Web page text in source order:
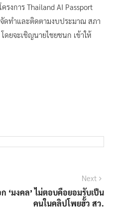
งการ Thailand AI Passport
ดทำและติดตามงบประมาณ สภา
ดยจะเชิญนายไชยชนก เข้าให้
Next
post:
ก ‘มงคล’ ไม่ตอบคือยอมรับเป็น
คนในคลิปโพยฮั้ว สว.